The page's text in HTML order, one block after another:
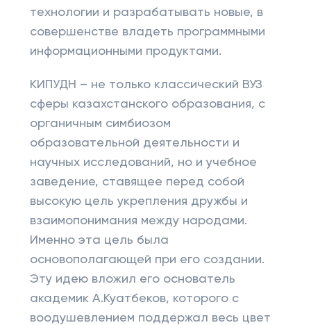
технологии и разрабатывать новые, в
совершенстве владеть программными
информационными продуктами.
КИПУДН – не только классический ВУЗ
сферы казахстанского образования, с
органичным симбиозом
образовательной деятельности и
научных исследований, но и учебное
заведение, ставящее перед собой
высокую цель укрепления дружбы и
взаимопонимания между народами.
Именно эта цель была
основополагающей при его создании.
Эту идею вложил его основатель
академик А.Куатбеков, которого с
воодушевлением поддержал весь цвет